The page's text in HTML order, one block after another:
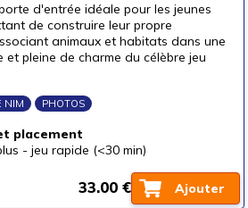
d'entrée idéale pour les jeunes
de construire leur propre
animaux et habitats dans une
et pleine de charme du célèbre jeu
NIM PHOTOS
placement
- jeu rapide (<30 min)
Ajouter
33.00 €